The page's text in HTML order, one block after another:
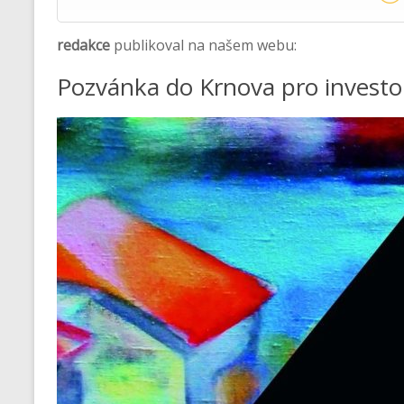
redakce publikoval na našem webu:
Pozvánka do Krnova pro